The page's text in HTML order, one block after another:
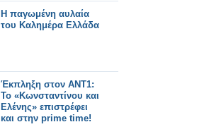
Η παγωμένη αυλαία
του Καλημέρα Ελλάδα
Έκπληξη στον ΑΝΤ1:
Το «Κωνσταντίνου και
Ελένης» επιστρέφει
και στην prime time!